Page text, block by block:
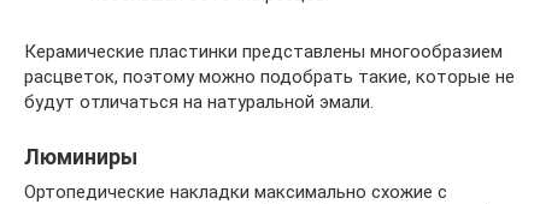
Керамические пластинки представлены многообразием
расцветок, поэтому можно подобрать такие, которые не
будут отличаться на натуральной эмали.
Люминиры
Ортопедические накладки максимально схожие с